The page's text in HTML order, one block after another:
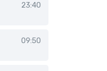
23:40
09:50